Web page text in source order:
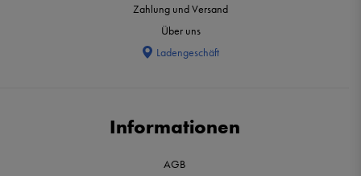
Zahlung und Versand
Über uns
Ladengeschäft
Informationen
AGB